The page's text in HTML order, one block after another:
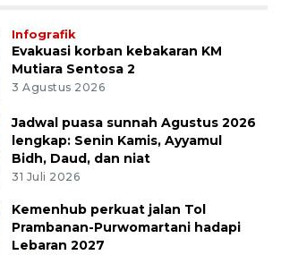
Infografik
Evakuasi korban kebakaran KM
Mutiara Sentosa 2
3 Agustus 2026
Jadwal puasa sunnah Agustus 2026
lengkap: Senin Kamis, Ayyamul
Bidh, Daud, dan niat
31 Juli 2026
Kemenhub perkuat jalan Tol
Prambanan-Purwomartani hadapi
Lebaran 2027